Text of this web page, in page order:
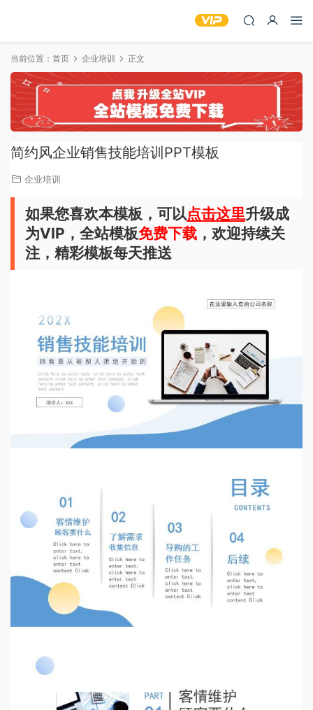
当前位置： 首页 企业培训 正文
简约风企业销售技能培训PPT模板
企业培训
如果您喜欢本模板，可以点击这里升级成
为VIP，全站模板免费下载 ，欢迎持续关
注，精彩模板每天推送